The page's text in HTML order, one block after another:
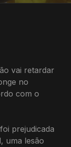
vai retardar
no
com o
prejudicada
uma lesão